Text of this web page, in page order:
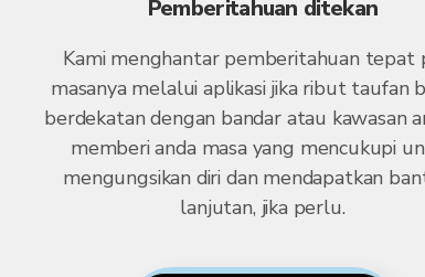
Pemberitahuan ditekan
Kami menghantar pemberitahuan tepat
masanya melalui aplikasi jika ribut taufan
berdekatan dengan bandar atau kawasan
memberi anda masa yang mencukupi
mengungsikan diri dan mendapatkan
lanjutan, jika perlu.